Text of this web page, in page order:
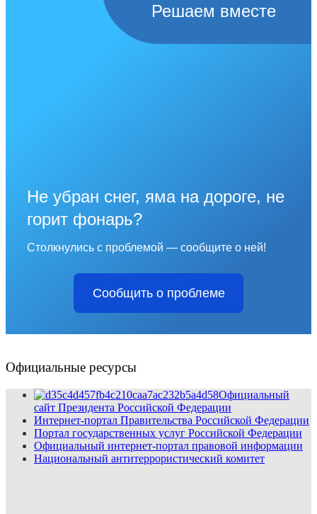
Решаем вместе
Не убран снег, яма на дороге, не
горит фонарь?
Столкнулись с проблемой — сообщите о ней!
Сообщить о проблеме
Официальные ресурсы
Официальный
сайт Президента Российской Федерации
Интернет-портал Правительства Российской Федерации
Портал государственных услуг Российской Федерации
Официальный интернет-портал правовой информации
Национальный антитеррористический комитет